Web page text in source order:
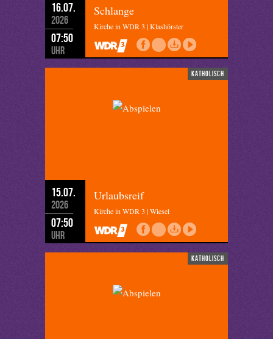
16.07.
2026
07:50
Uhr
Schlange
Kirche in WDR 3 | Klashörster
katholisch
15.07.
2026
07:50
Uhr
Urlaubsreif
Kirche in WDR 3 | Wiesel
katholisch